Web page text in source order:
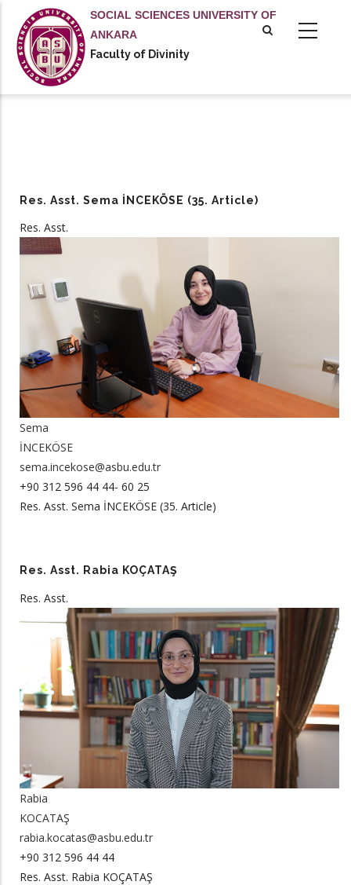
main
content
SOCIAL SCIENCES UNIVERSITY OF
ANKARA
Faculty of Divinity
Res. Asst. Sema İNCEKÖSE (35. Article)
Res. Asst.
Sema
İNCEKÖSE
sema.incekose@asbu.edu.tr
+90 312 596 44 44- 60 25
Res. Asst. Sema İNCEKÖSE (35. Article)
Res. Asst. Rabia KOÇATAŞ
Res. Asst.
Rabia
KOCATAŞ
rabia.kocatas@asbu.edu.tr
+90 312 596 44 44
Res. Asst. Rabia KOÇATAŞ